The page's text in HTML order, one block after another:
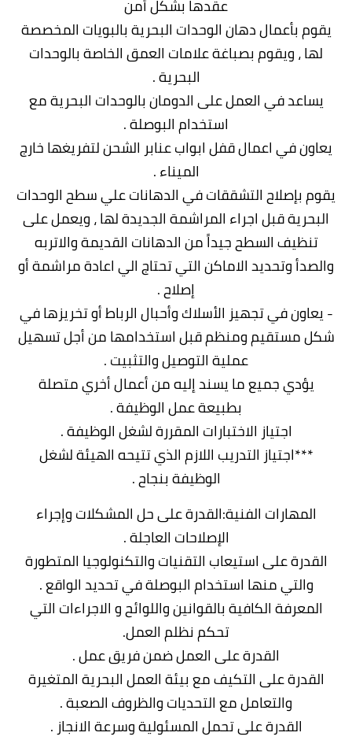
عقدها بشكل أمن
يقوم بأعمال دهان الوحدات البحرية بالبويات المخصصة
لها ، ويقوم بصباغة علامات العمق الخاصة بالوحدات
البحرية .
يساعد في العمل على الدومان بالوحدات البحرية مع
استخدام البوصلة .
يعاون في اعمال قفل ابواب عنابر الشحن لتفريغها خارج
الميناء .
يقوم بإصلاح التشققات في الدهانات علي سطح الوحدات
البحرية قبل اجراء المراشمة الجديدة لها ، ويعمل على
تنظيف السطح جيداً من الدهانات القديمة والاتربه
والصدأ وتحديد الاماكن التي تحتاج الي اعادة مراشمة أو
إصلاح .
- يعاون في تجهيز الأسلاك وأحبال الرباط أو تخريزها في
شكل مستقيم ومنظم قبل استخدامها من أجل تسهيل
عملية التوصيل والتثبيت .
يؤدي جميع ما يسند إليه من أعمال أخري متصلة
بطبيعة عمل الوظيفة .
اجتياز الاختبارات المقررة لشغل الوظيفة .
***اجتياز التدريب اللازم الذي تتيحه الهيئة لشغل
الوظيفة بنجاح .
المهارات الفنية:القدرة على حل المشكلات وإجراء
الإصلاحات العاجلة .
القدرة على استيعاب التقنيات والتكنولوجيا المتطورة
والتي منها استخدام البوصلة في تحديد الواقع .
المعرفة الكافية بالقوانين واللوائح و الاجراءات التي
تحكم نظلم العمل.
القدرة على العمل ضمن فريق عمل .
القدرة على التكيف مع بيئة العمل البحرية المتغيرة
والتعامل مع التحديات والظروف الصعبة .
القدرة على تحمل المسئولية وسرعة الانجاز .